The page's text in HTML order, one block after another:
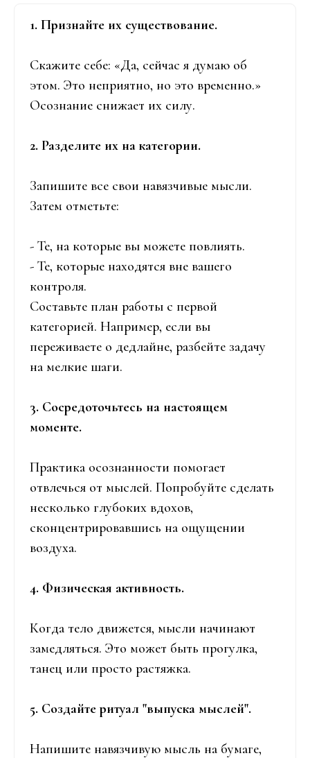
1. Признайте их существование.
Скажите себе: «Да, сейчас я думаю об
этом. Это неприятно, но это временно.»
Осознание снижает их силу.
2. Разделите их на категории.
Запишите все свои навязчивые мысли.
Затем отметьте:
- Те, на которые вы можете повлиять.
- Те, которые находятся вне вашего
контроля.
Составьте план работы с первой
категорией. Например, если вы
переживаете о дедлайне, разбейте задачу
на мелкие шаги.
3. Сосредоточьтесь на настоящем
моменте.
Практика осознанности помогает
отвлечься от мыслей. Попробуйте сделать
несколько глубоких вдохов,
сконцентрировавшись на ощущении
воздуха.
4. Физическая активность.
Когда тело движется, мысли начинают
замедляться. Это может быть прогулка,
танец или просто растяжка.
5. Создайте ритуал "выпуска мыслей".
Напишите навязчивую мысль на бумаге,